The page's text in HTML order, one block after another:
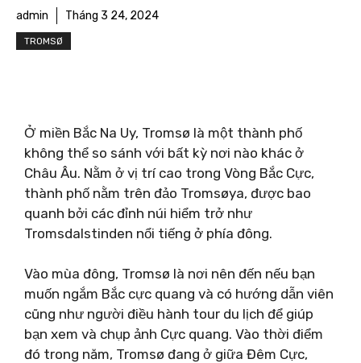
admin Tháng 3 24, 2024
TROMSØ
Ở miền Bắc Na Uy, Tromsø là một thành phố
không thể so sánh với bất kỳ nơi nào khác ở
Châu Âu. Nằm ở vị trí cao trong Vòng Bắc Cực,
thành phố nằm trên đảo Tromsøya, được bao
quanh bởi các đỉnh núi hiểm trở như
Tromsdalstinden nổi tiếng ở phía đông.
Vào mùa đông, Tromsø là nơi nên đến nếu bạn
muốn ngắm Bắc cực quang và có hướng dẫn viên
cũng như người điều hành tour du lịch để giúp
bạn xem và chụp ảnh Cực quang. Vào thời điểm
đó trong năm, Tromsø đang ở giữa Đêm Cực,